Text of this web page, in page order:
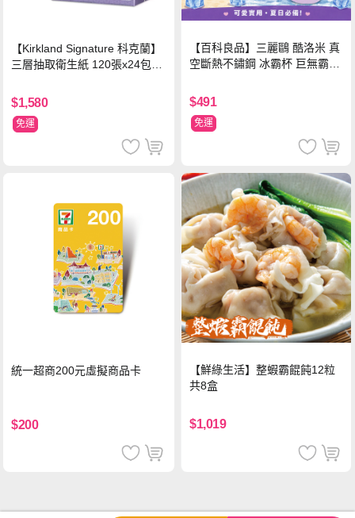
【Kirkland Signature 科克蘭】
三層抽取衛生紙 120張x24包x3
$1,580
免運
【百科良品】三麗鷗 酷洛米 真
空斷熱不鏽鋼 冰霸杯 巨無霸鋼
ml-信封款(贈手提杯套)
$491
免運
統一超商200元虛擬商品卡
$200
【鮮綠生活】整蝦霸餛飩12粒
共8盒
$1,019